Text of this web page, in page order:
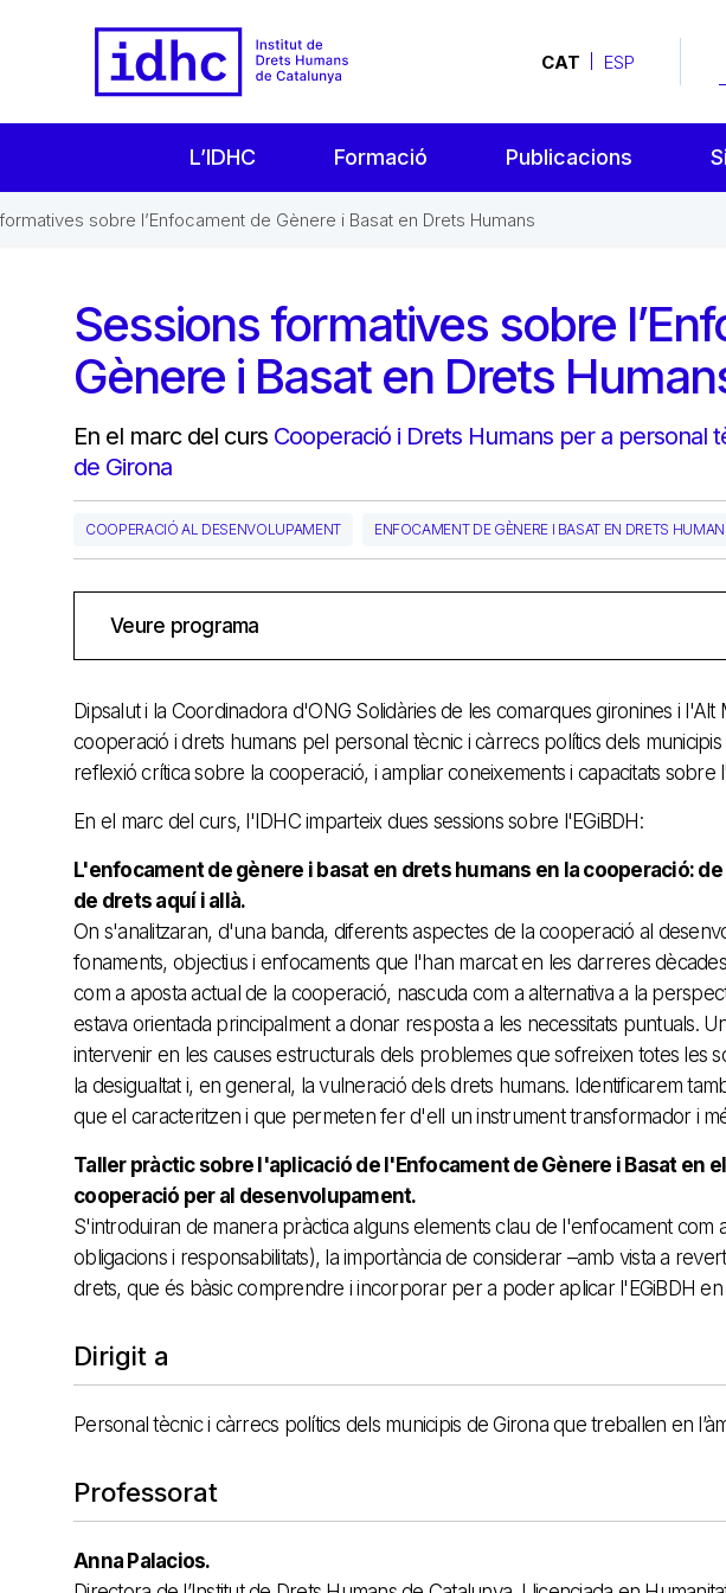
CAT ESP
L’IDHC Formació Publicacions
sobre l’Enfocament de Gènere i Basat en Drets Humans
Sessions formatives sobre
Gènere i Basat en Drets
En el marc del curs Cooperació i Drets Humans per a personal
de Girona
COOPERACIÓ AL DESENVOLUPAMENT ENFOCAMENT DE GÈNERE I BASAT EN DRETS
Veure programa
Dipsalut i la Coordinadora d'ONG Solidàries de les comarques gironines i
cooperació i drets humans pel personal tècnic i càrrecs polítics dels
reflexió crítica sobre la cooperació, i ampliar coneixements i capacitats sobre
En el marc del curs, l'IDHC imparteix dues sessions sobre l'EGiBDH:
L'enfocament de gènere i basat en drets humans en la cooperació:
de drets aquí i allà.
On s'analitzaran, d'una banda, diferents aspectes de la cooperació al
fonaments, objectius i enfocaments que l'han marcat en les darreres
com a aposta actual de la cooperació, nascuda com a alternativa a la
estava orientada principalment a donar resposta a les necessitats puntuals.
intervenir en les causes estructurals dels problemes que sofreixen totes les
la desigualtat i, en general, la vulneració dels drets humans. Identificarem
que el caracteritzen i que permeten fer d'ell un instrument transformador i
Taller pràctic sobre l'aplicació de l'Enfocament de Gènere i Basat en
cooperació per al desenvolupament.
S'introduiran de manera pràctica alguns elements clau de l'enfocament com
obligacions i responsabilitats), la importància de considerar –amb vista a
drets, que és bàsic comprendre i incorporar per a poder aplicar l'EGiBDH
Dirigit a
Personal tècnic i càrrecs polítics dels municipis de Girona que treballen en
Professorat
Anna Palacios.